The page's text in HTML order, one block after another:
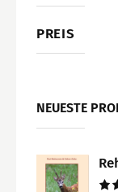
PREIS
NEUESTE